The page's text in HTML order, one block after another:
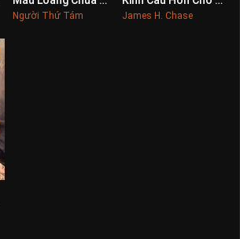
Người Thứ Tám James H. Chase